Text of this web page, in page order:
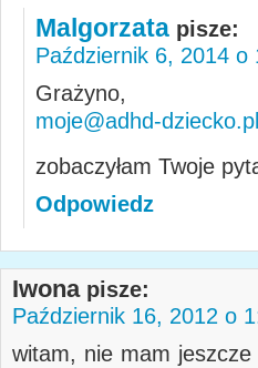
Malgorzata pisze:
Październik 6, 2014 o
Grażyno,
moje@adhd-dziecko.pl
zobaczyłam Twoje
Odpowiedz
Iwona pisze:
Październik 16, 2012 o
witam, nie mam